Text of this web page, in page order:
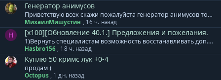
Генератор анимусов
Приветствую всех скажи пожалуйста генератор анимусов точиться модиками 1-3невежи до+3 я уже штук 30 этих модиков потратил макс до +2
МихаилМишустин , 16 ч. назад
H [x100][Обновление 40.1.] Предложения и пожелания.
1)Вернуть специалистам возможность восстанавливать доп.деф. 2)Уменьшить откат ВВ. 3) исправить Анимусы, после смерти хозяина, Изида продолжает наносить урон. 4) выделение по ТАВ, убрать возможность выделять анимусов по ТАВ, очень мешает.
Hasbro156 , 18 ч. назад
Куплю 50 кримс лук +0-4
продам )
Octopus , 1 дн. назад